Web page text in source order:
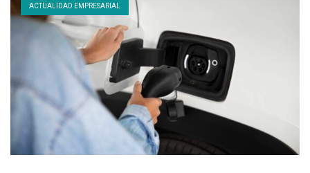
ACTUALIDAD EMPRESARIAL